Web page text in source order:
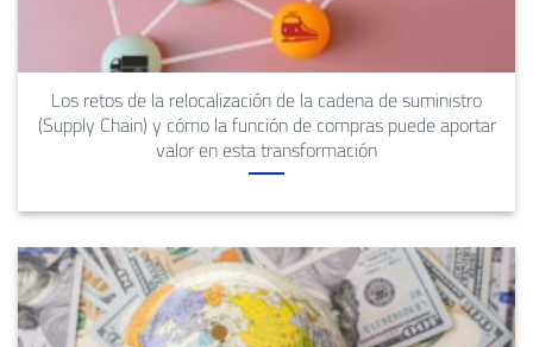
Los retos de la relocalización de la cadena de suministro
(Supply Chain) y cómo la función de compras puede aportar
valor en esta transformación